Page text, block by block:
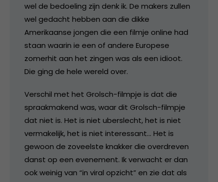
wel de bedoeling zijn denk ik. De makers zullen
wel gedacht hebben aan die dikke
Amerikaanse jongen die een filmje online had
staan waarin ie een of andere Europese
zomerhit aan het zingen was als een idioot.
Die ging de hele wereld over.
Verschil met het Grolsch-filmpje is dat die
spraakmakend was, waar dit Grolsch-filmpje
dat niet is. Het is niet uberslecht, het is niet
vermakelijk, het is niet interessant… Het is
gewoon de zoveelste knakker die overdreven
danst op een evenement. Ik verwacht er dan
ook weinig van “in viral opzicht” en zie dat als